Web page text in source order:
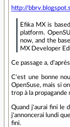
http://
Efika MX is
platform.
now, and the
MX Developer
Ce passage a,
C'est une bonne
OpenSuse, mais si
trop à la
Quand j'aurai fini le
j'annoncerai lundi
fini.